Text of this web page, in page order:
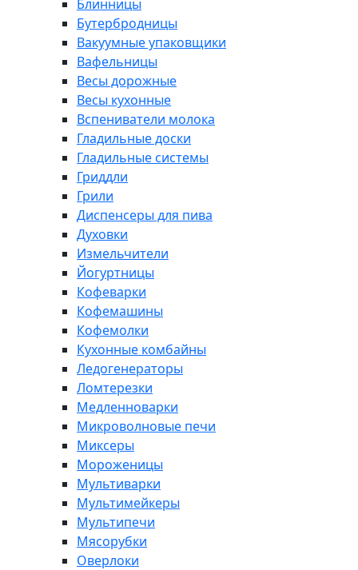
Блинницы
Бутербродницы
Вакуумные упаковщики
Вафельницы
Весы дорожные
Весы кухонные
Вспениватели молока
Гладильные доски
Гладильные системы
Гриддли
Грили
Диспенсеры для пива
Духовки
Измельчители
Йогуртницы
Кофеварки
Кофемашины
Кофемолки
Кухонные комбайны
Ледогенераторы
Ломтерезки
Медленноварки
Микроволновые печи
Миксеры
Мороженицы
Мультиварки
Мультимейкеры
Мультипечи
Мясорубки
Оверлоки